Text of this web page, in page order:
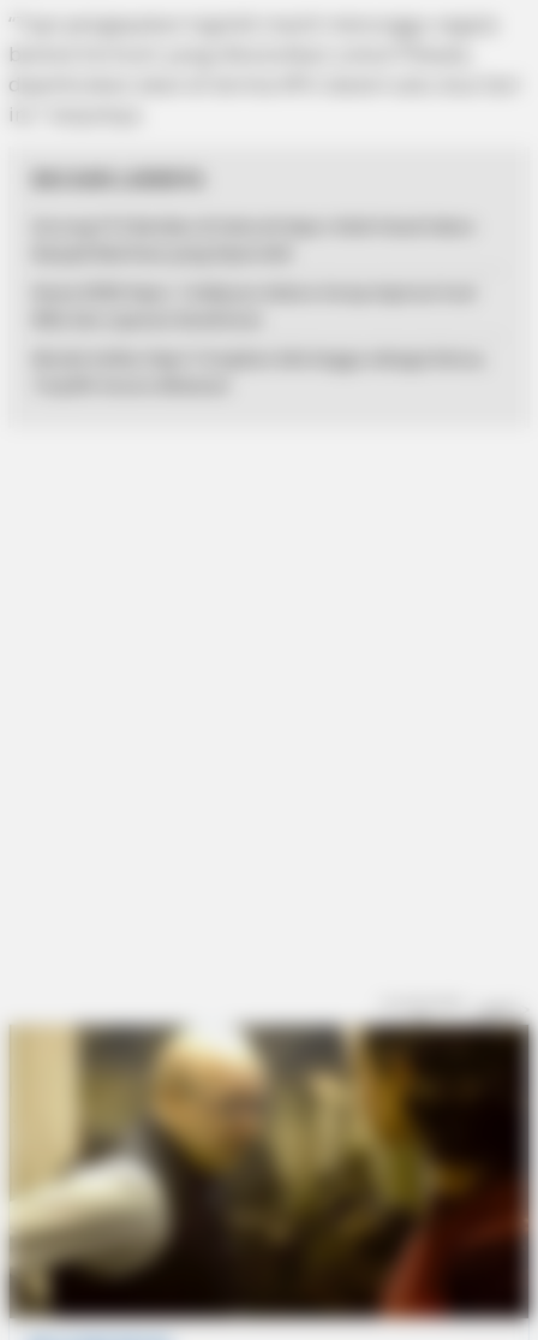
“Tapi pengepakan logistik masih menunggu segala
bentuk formulir yang dibutuhkan untuk Pilkada,
diperkirakan akan di terima KPU dalam satu dua hari
ini,” lanjutnya.